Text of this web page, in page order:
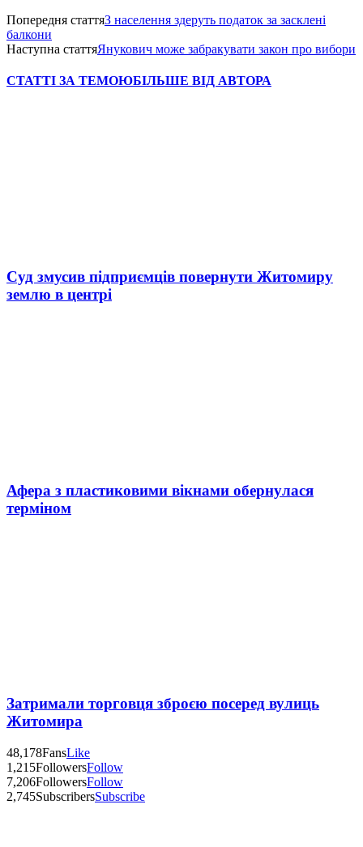
Попередня статтяЗ населення здеруть податок за засклені
балкони
Наступна статтяЯнукович може забракувати закон про вибори
СТАТТІ ЗА ТЕМОЮБІЛЬШЕ ВІД АВТОРА
Суд змусив підприємців повернути Житомиру
землю в центрі
Афера з пластиковими вікнами обернулася
терміном
Затримали торговця зброєю посеред вулиць
Житомира
48,178FansLike
1,215FollowersFollow
7,206FollowersFollow
2,745SubscribersSubscribe